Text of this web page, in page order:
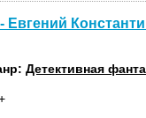
Евгений
Детективная